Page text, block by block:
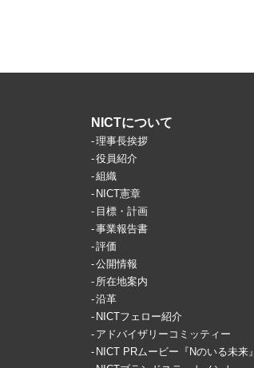
NICTについて
理事長挨拶
役員紹介
組織
NICT憲章
目標・計画
事業報告書
評価
公開情報
所在地案内
沿革
NICTフェロー紹介
アドバイザリーコミッティー
NICT PRムービー『Nのいる未来』